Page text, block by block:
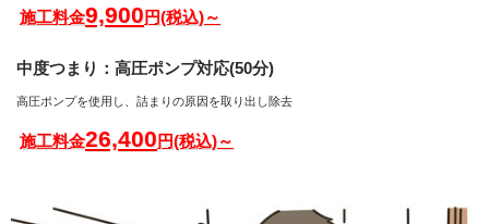
施工料金9,900円(税込)～
中度つまり：高圧ポンプ対応(50分)
高圧ポンプを使用し、詰まりの原因を取り出し除去
施工料金26,400円(税込)～